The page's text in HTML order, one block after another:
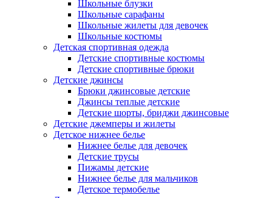
Школьные блузки
Школьные сарафаны
Школьные жилеты для девочек
Школьные костюмы
Детская спортивная одежда
Детские спортивные костюмы
Детские спортивные брюки
Детские джинсы
Брюки джинсовые детские
Джинсы теплые детские
Детские шорты, бриджи джинсовые
Детские джемперы и жилеты
Детское нижнее белье
Нижнее белье для девочек
Детские трусы
Пижамы детские
Нижнее белье для мальчиков
Детское термобелье